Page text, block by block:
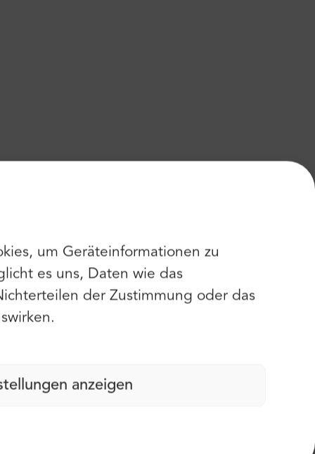
um Geräteinformationen zu
es uns, Daten wie das
der Zustimmung oder das
anzeigen